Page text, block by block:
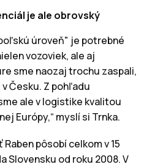
je ale obrovský
úroveň" je potrebné
vozoviek, ale aj
sme naozaj trochu zaspali,
Česku. Z pohľadu
ale v logistike kvalitou
Európy,“ myslí si Trnka.
pôsobí celkom v 15
Slovensku od roku 2008. V